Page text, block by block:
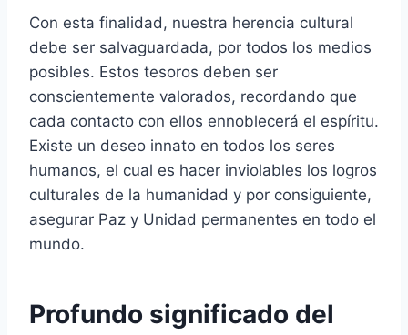
Con esta finalidad, nuestra herencia cultural
debe ser salvaguardada, por todos los medios
posibles. Estos tesoros deben ser
conscientemente valorados, recordando que
cada contacto con ellos ennoblecerá el espíritu.
Existe un deseo innato en todos los seres
humanos, el cual es hacer inviolables los logros
culturales de la humanidad y por consiguiente,
asegurar Paz y Unidad permanentes en todo el
mundo.
Profundo significado del